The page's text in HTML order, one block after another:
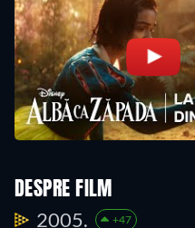
DESPRE FILM
2005. +47